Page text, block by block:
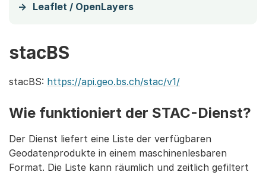
Leaflet / OpenLayers
stacBS
stacBS: https://api.geo.bs.ch/stac/v1/
Wie funktioniert der STAC-Dienst?
Der Dienst liefert eine Liste der verfügbaren
Geodatenprodukte in einem maschinenlesbaren
Format. Die Liste kann räumlich und zeitlich gefiltert